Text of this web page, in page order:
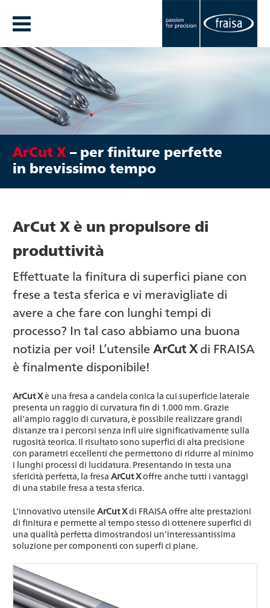
ArCut X– per finiture perfette
in brevissimo tempo
ArCut X è un propulsore di
produttività
Effettuate la finitura di superfici piane con
frese a testa sferica e vi meravigliate di
avere a che fare con lunghi tempi di
processo? In tal caso abbiamo una buona
notizia per voi! L’utensile ArCut Xdi FRAISA
è finalmente disponibile!
ArCut Xè una fresa a candela conica la cui superficie laterale
presenta un raggio di curvatura fin di 1.000 mm. Grazie
all’ampio raggio di curvatura, è possibile realizzare grandi
distanze tra i percorsi senza infl uire significativamente sulla
rugosità teorica. Il risultato sono superfici di alta precisione
con parametri eccellenti che permettono di ridurre al minimo
i lunghi processi di lucidatura. Presentando in testa una
sfericità perfetta, la fresa ArCut Xoffre anche tutti i vantaggi
di una stabile fresa a testa sferica.
L’innovativo utensile ArCut Xdi FRAISA offre alte prestazioni
di finitura e permette al tempo stesso di ottenere superfici di
una qualità perfetta dimostrandosi un’interessantissima
soluzione per componenti con superfi ci piane.